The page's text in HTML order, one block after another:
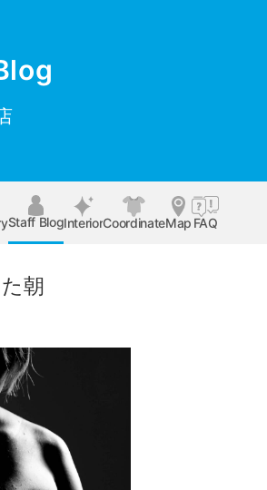
Staff BlogInteriorCoordinateMap FAQ
朝